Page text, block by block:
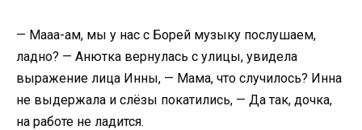
— Мааа-ам, мы у нас с Борей музыку послушаем,
ладно? — Анютка вернулась с улицы, увидела
выражение лица Инны, — Мама, что случилось? Инна
не выдержала и слёзы покатились, — Да так, дочка,
на работе не ладится.